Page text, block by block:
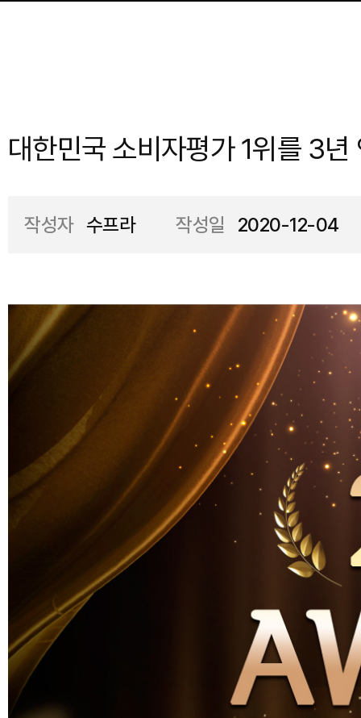
대한민국 소비자평가 1위를 3
작성자 수프라 작성일 2020-12-04